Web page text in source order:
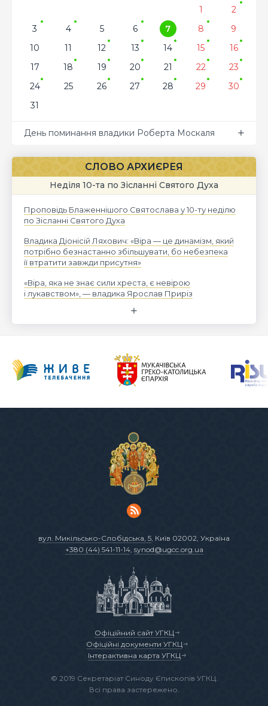
1
2
3
4 5 6 7 8
9
10
11 12 13 14 15
16
17
18 19 20 21 22
23
24
25 26 27 28 29
30
31
День поминання владики Роберта Москаля
СЛОВО АРХИЄРЕЯ
Неділя 10-та по Зісланні Святого Духа
Проповідь Блаженнішого Святослава у 10-ту неділю
по Зісланні Святого Духа
Владика Діонісій Ляхович: «Віра — це динамізм, який
потрібно безнастанно збільшувати, бо небезпека
її втратити завжди присутня»
«Віра, яка не знає сили хреста, є невірою
і лукавством», — владика Ярослав Приріз
вул. Микільсько-Слобідська, 5 , Київ 02002, Україна
+380 (44) 541-11-14, synod@ugcc.org.ua
Офіційний сайт УГКЦ
Офіційні документи УГКЦ
Інтерактивна карта УГКЦ
© 2019 Секретаріат Синоду Єпископів УГКЦ.
Всі права застережено.